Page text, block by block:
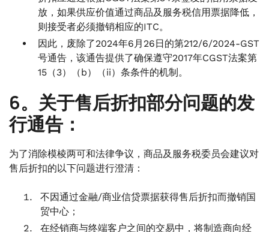
放，如果供应价值通过商品及服务税信用票据降低，
则接受者必须撤销相应的ITC。
因此，废除了2024年6月26日的第212/6/2024-GST
号通告，该通告提供了确保遵守2017年CGST法案第
15（3）（b）（ii）条条件的机制。
6。关于售后折扣部分问题的发
行通告：
为了消除模棱两可和法律争议，商品及服务税委员会建议对
售后折扣的以下问题进行澄清：
不因通过金融/商业信贷票据获得售后折扣而撤销国
贸中心；
在经销商与终端客户之间的交易中，将制造商向经